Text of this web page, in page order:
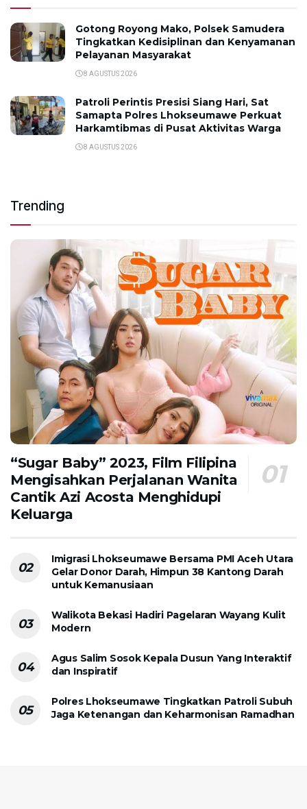
Gotong Royong Mako, Polsek Samudera
Tingkatkan Kedisiplinan dan Kenyamanan
Pelayanan Masyarakat
8 AGUSTUS 2026
Patroli Perintis Presisi Siang Hari, Sat
Samapta Polres Lhokseumawe Perkuat
Harkamtibmas di Pusat Aktivitas Warga
8 AGUSTUS 2026
Trending
“Sugar Baby” 2023, Film Filipina
Mengisahkan Perjalanan Wanita
Cantik Azi Acosta Menghidupi
Keluarga
Imigrasi Lhokseumawe Bersama PMI Aceh Utara
Gelar Donor Darah, Himpun 38 Kantong Darah
untuk Kemanusiaan
Walikota Bekasi Hadiri Pagelaran Wayang Kulit
Modern
Agus Salim Sosok Kepala Dusun Yang Interaktif
dan Inspiratif
Polres Lhokseumawe Tingkatkan Patroli Subuh
Jaga Ketenangan dan Keharmonisan Ramadhan